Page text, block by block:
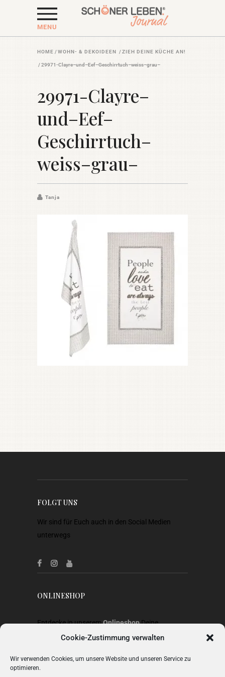
Cookie-Zustimmung verwalten
Wir verwenden Cookies, um unsere Website und unseren Service zu
optimieren.
MENU
HOME /WOHN- & DEKOIDEEN /ZIEH DEINE KÜCHE AN!
/29971-Clayre–und–Eef–Geschirrtuch–weiss–grau–
29971-Clayre–
und–Eef–
Geschirrtuch–
weiss–grau–
Tanja
FOLGT UNS
Wir sind für Euch auch in den Social Medien
unterwegs
ONLINESHOP
Entdecke in unseremOnlineshopDeine
Lieblingsstücke aus Heimtextilien, Gardinen,
Mode.